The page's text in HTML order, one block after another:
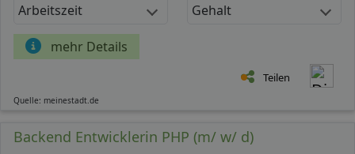
Arbeitszeit Gehalt
mehr Details
Teilen
Quelle: meinestadt.de
Backend Entwicklerin PHP (m/ w/ d)